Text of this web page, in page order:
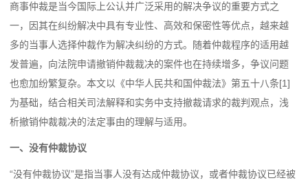
商事仲裁是当今国际上公认并广泛采用的解决争议的重要方式之
一，因其在纠纷解决中具有专业性、高效和保密性等优点，越来越
多的当事人选择仲裁作为解决纠纷的方式。随着仲裁程序的适用越
发普遍，向法院申请撤销仲裁裁决的案件也在持续增多，争议问题
也愈加纷繁复杂。本文以《中华人民共和国仲裁法》第五十八条[1]
为基础，结合相关司法解释和实务中支持撤裁请求的裁判观点，浅
析撤销仲裁裁决的法定事由的理解与适用。
一、没有仲裁协议
“没有仲裁协议”是指当事人没有达成仲裁协议，或者仲裁协议已经被